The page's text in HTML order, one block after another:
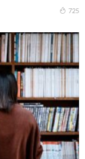
725